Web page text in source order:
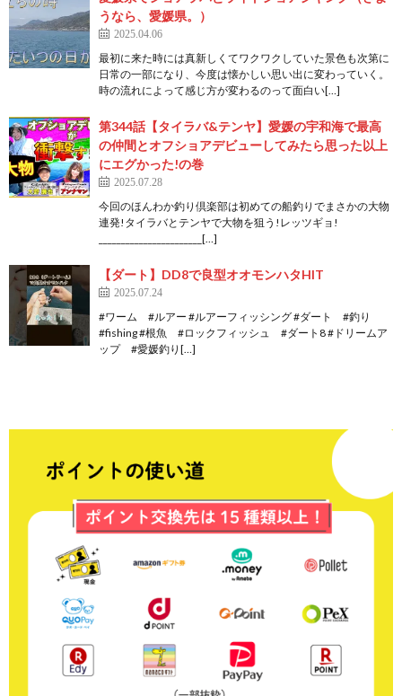
うなら、愛媛県。）
2025.04.06
最初に来た時には真新しくてワクワクしていた景色も次第に
日常の一部になり、今度は懐かしい思い出に変わっていく。
時の流れによって感じ方が変わるのって面白い[…]
第344話【タイラバ&テンヤ】愛媛の宇和海で最高
の仲間とオフショアデビューしてみたら思った以上
にエグかった!の巻
2025.07.28
今回のほんわか釣り倶楽部は初めての船釣りでまさかの大物
連発!タイラバとテンヤで大物を狙う!レッツギョ!
_______________________[…]
【ダート】DD8で良型オオモンハタHIT
2025.07.24
#ワーム #ルアー #ルアーフィッシング #ダート #釣り
#fishing #根魚 #ロックフィッシュ #ダート8 #ドリームア
ップ #愛媛釣り[…]